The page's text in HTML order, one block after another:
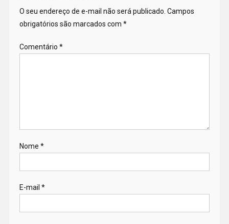
O seu endereço de e-mail não será publicado. Campos
obrigatórios são marcados com *
Comentário *
Nome *
E-mail *